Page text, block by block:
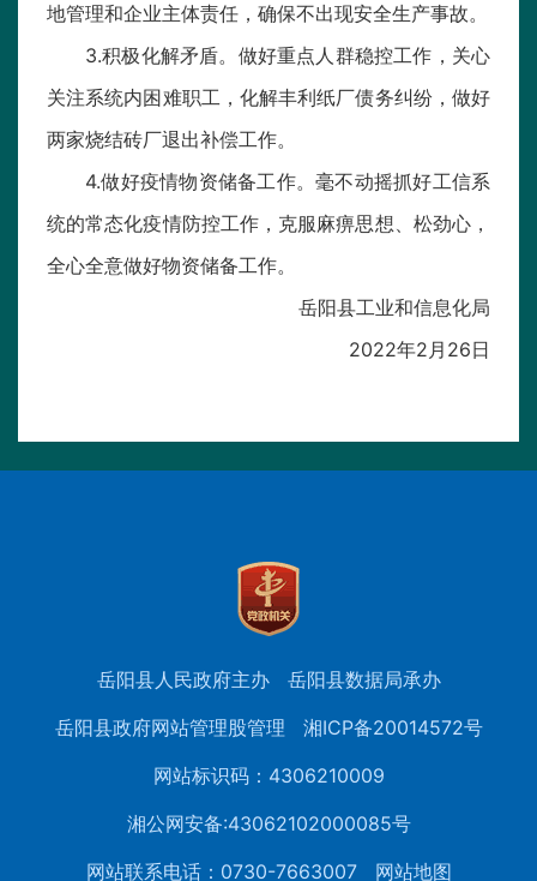
地管理和企业主体责任，确保不出现安全生产事故。
3.积极化解矛盾。做好重点人群稳控工作，关心
关注系统内困难职工，化解丰利纸厂债务纠纷，做好
两家烧结砖厂退出补偿工作。
4.做好疫情物资储备工作。毫不动摇抓好工信系
统的常态化疫情防控工作，克服麻痹思想、松劲心，
全心全意做好物资储备工作。
岳阳县工业和信息化局
2022年2月26日
岳阳县人民政府主办
岳阳县数据局承办
岳阳县政府网站管理股管理
湘ICP备20014572号
网站标识码：4306210009
湘公网安备:43062102000085号
网站联系电话：0730-7663007
网站地图